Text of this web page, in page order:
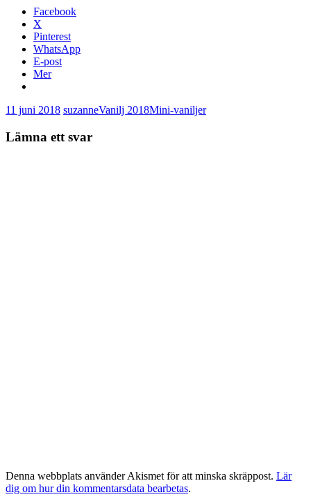
Facebook
X
Pinterest
WhatsApp
E-post
Mer
11 juni 2018 suzanneVanilj 2018Mini-vaniljer
Lämna ett svar
Denna webbplats använder Akismet för att minska skräppost. Lär
dig om hur din kommentarsdata bearbetas.